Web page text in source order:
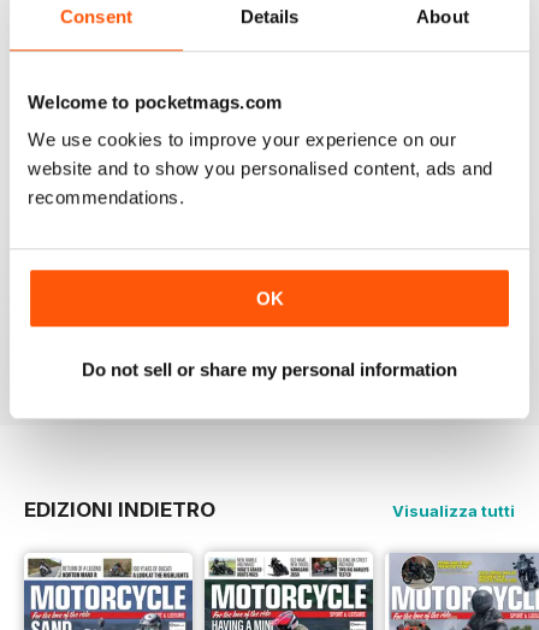
Consent Details About
Welcome to pocketmags.com
We use cookies to improve your experience on our
website and to show you personalised content, ads and
recommendations.
OK
Do not sell or share my personal information
easy to reference without stacks of mags
GREAT MAGAZINE
now I can carry all the latest issues around with me in
my pocket and the wife doesn't have a go at me for
leaving copies all over the bathroom. keep up the
EDIZIONI INDIETRO Visualizza tutti